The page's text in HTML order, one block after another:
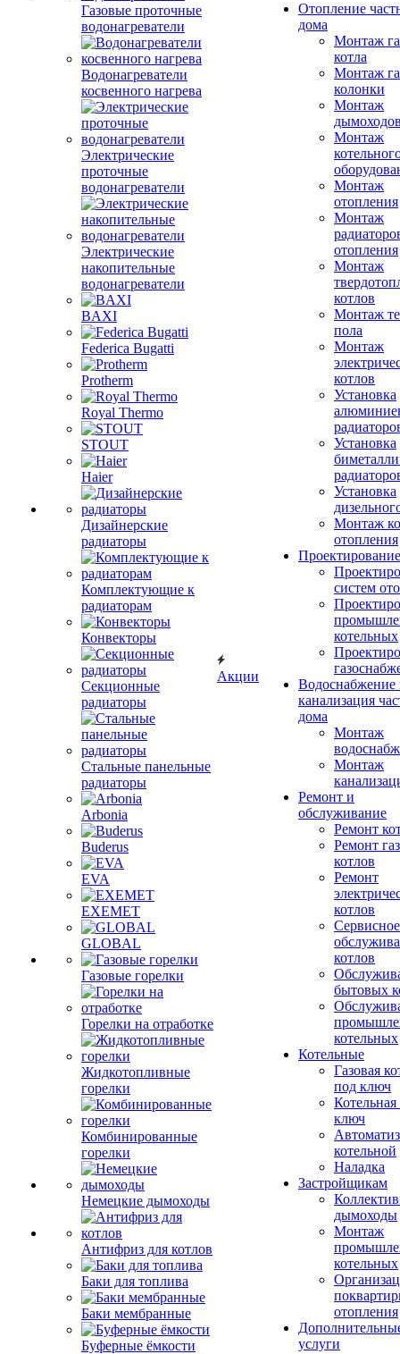
Газовые проточные
водонагреватели
Водонагреватели
косвенного нагрева
Электрические
проточные
водонагреватели
Электрические
накопительные
водонагреватели
BAXI
Federica Bugatti
Protherm
Royal Thermo
STOUT
Haier
Дизайнерские
радиаторы
Комплектующие к
радиаторам
Конвекторы
Секционные
радиаторы
Стальные панельные
радиаторы
Arbonia
Buderus
EVA
EXEMET
GLOBAL
Газовые горелки
Горелки на отработке
Жидкотопливные
горелки
Комбинированные
горелки
Немецкие дымоходы
Антифриз для котлов
Баки для топлива
Баки мембранные
Буферные ёмкости
Акции
Отопление
дома
Монтаж
котла
Монтаж
колонки
Монтаж
Монтаж
Монтаж
отопления
Монтаж
отопления
Монтаж
котлов
Монтаж
пола
Монтаж
котлов
Установка
Установка
Установка
Монтаж
отопления
Проектирование
систем
котельных
Водоснабжение
канализация
дома
Монтаж
Монтаж
Ремонт и
обслуживание
Ремонт
Ремонт
котлов
Ремонт
котлов
Сервисное
котлов
бытовых
котельных
Котельные
Газовая
под ключ
ключ
котельной
Наладка
Застройщикам
дымоходы
Монтаж
котельных
отопления
услуги